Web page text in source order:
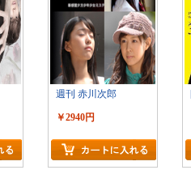
週刊 赤川次郎
￥2940円